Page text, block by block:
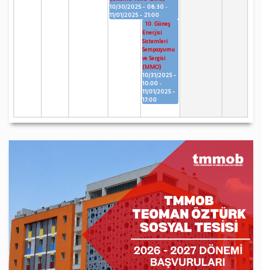
10/30/2025 - 08:30 -
11/01/2025 - 21:00
10. Güneş
Enerjisi
Sistemleri
Sempozyumu
ve Sergisi
(MMO)
10/31/2025 -
10:00 -
11/01/2025 -
17:00